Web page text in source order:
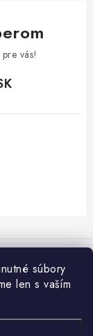
súbory
len s vaším
vás!